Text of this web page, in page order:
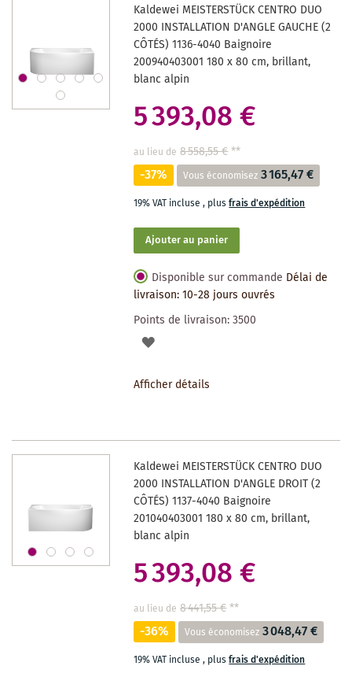
SOUHAITS
Kaldewei MEISTERSTÜCK CENTRO DUO
2000 INSTALLATION D'ANGLE GAUCHE (2
CÔTÉS) 1136-4040 Baignoire
200940403001 180 x 80 cm, brillant,
blanc alpin
5 393,08 €
au lieu de 8 558,55 €**
-37% Vous économisez 3 165,47 €
19% VAT incluse, plusfrais d'expédition
Ajouter au panier
Disponible sur commande Délai de
livraison: 10-28 jours ouvrés
Points de livraison:3500
AJOUTER
SOUHAITS
Afficher détails
Kaldewei MEISTERSTÜCK CENTRO DUO
2000 INSTALLATION D'ANGLE DROIT (2
CÔTÉS) 1137-4040 Baignoire
201040403001 180 x 80 cm, brillant,
blanc alpin
5 393,08 €
au lieu de 8 441,55 €**
-36% Vous économisez 3 048,47 €
19% VAT incluse, plusfrais d'expédition